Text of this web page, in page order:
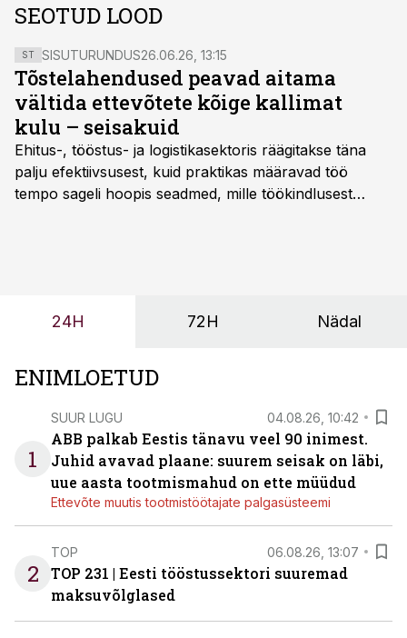
SEOTUD LOOD
ST SISUTURUNDUS26.06.26, 13:15
Tõstelahendused peavad aitama
vältida ettevõtete kõige kallimat
kulu – seisakuid
Ehitus-, tööstus- ja logistikasektoris räägitakse täna
palju efektiivsusest, kuid praktikas määravad töö
tempo sageli hoopis seadmed, mille töökindlusest
24H 72H Nädal
ENIMLOETUD
1
SUUR LUGU 04.08.26, 10:42
ABB palkab Eestis tänavu veel 90 inimest.
Juhid avavad plaane: suurem seisak on läbi,
uue aasta tootmismahud on ette müüdud
Ettevõte muutis tootmistöötajate palgasüsteemi
2
TOP 06.08.26, 13:07
TOP 231 | Eesti tööstussektori suuremad
maksuvõlglased